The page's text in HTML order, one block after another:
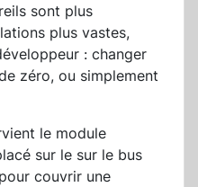
sont plus
plus vastes,
: changer
zéro, ou simplement
le module
sur le sur le bus
couvrir une